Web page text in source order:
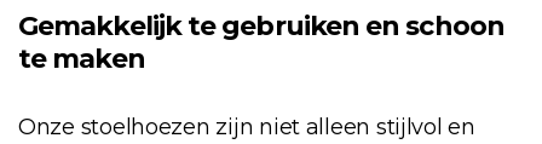
Gemakkelijk te gebruiken en schoon
te maken
Onze stoelhoezen zijn niet alleen stijlvol en